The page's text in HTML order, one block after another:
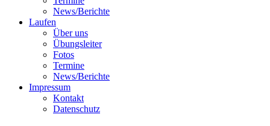
News/Berichte
Laufen
Über uns
Übungsleiter
Fotos
Termine
News/Berichte
Impressum
Kontakt
Datenschutz